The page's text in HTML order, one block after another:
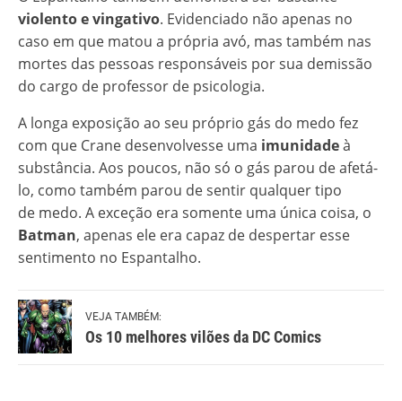
violento e vingativo. Evidenciado não apenas no
caso em que matou a própria avó, mas também nas
mortes das pessoas responsáveis por sua demissão
do cargo de professor de psicologia.
A longa exposição ao seu próprio gás do medo fez
com que Crane desenvolvesse uma imunidadeà
substância. Aos poucos, não só o gás parou de afetá-
lo, como também parou de sentir qualquer tipo
de medo. A exceção era somente uma única coisa, o
Batman, apenas ele era capaz de despertar esse
sentimento no Espantalho.
VEJA TAMBÉM:
Os 10 melhores vilões da DC Comics